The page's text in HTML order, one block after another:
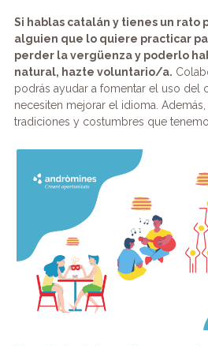
Si hablas catalán y tienes un rato
alguien que lo quiere practicar
perder la vergüenza y poderlo
natural, hazte voluntario/a.
podrás ayudar a fomentar el uso del
necesiten mejorar el idioma.
tradiciones y costumbres que